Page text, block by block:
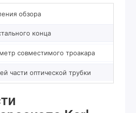
обзора
конца
совместимого троакара
части оптической трубки